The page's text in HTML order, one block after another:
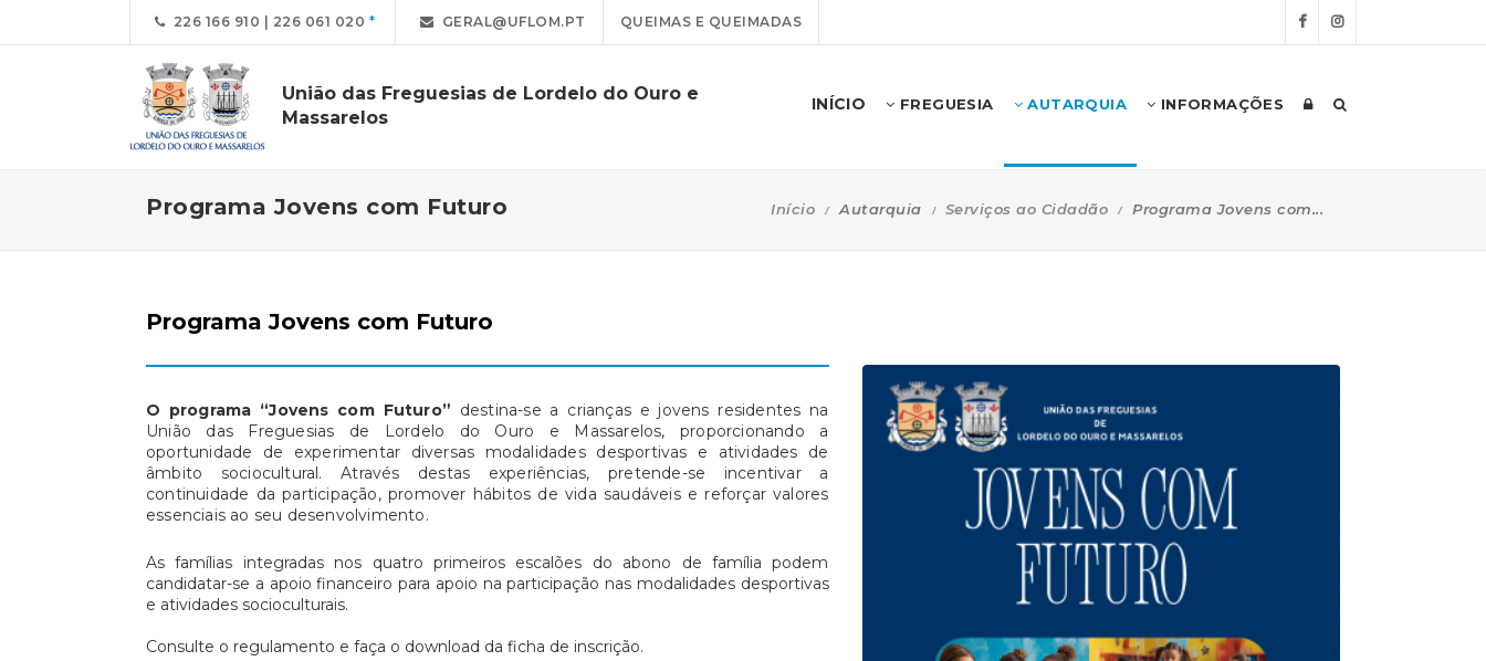
226 166 910 | 226 061 020 GERAL@UFLOM.PT QUEIMAS E QUEIMADAS
União das Freguesias de Lordelo do Ouro e
Massarelos
INÍCIO FREGUESIA AUTARQUIA INFORMAÇÕES
Programa Jovens com Futuro Início Autarquia Serviços ao Cidadão Programa Jovens com...
Programa Jovens com Futuro
O programa “Jovens com Futuro” destina-se a crianças e jovens residentes na
União das Freguesias de Lordelo do Ouro e Massarelos, proporcionando a
oportunidade de experimentar diversas modalidades desportivas e atividades de
âmbito sociocultural. Através destas experiências, pretende-se incentivar a
continuidade da participação, promover hábitos de vida saudáveis e reforçar valores
essenciais ao seu desenvolvimento.
As famílias integradas nos quatro primeiros escalões do abono de família podem
candidatar-se a apoio financeiro para apoio na participação nas modalidades desportivas
e atividades socioculturais.
Consulte o regulamento e faça o download da ficha de inscrição.